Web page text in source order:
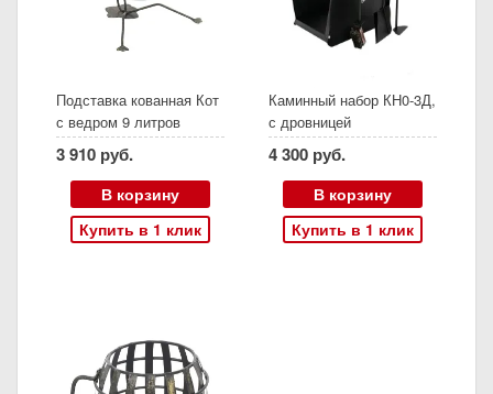
Подставка кованная Кот
с ведром 9 литров
3 910 руб.
В корзину
Купить в 1 клик
Каминный набор КН0-3Д,
с дровницей
4 300 руб.
В корзину
Купить в 1 клик